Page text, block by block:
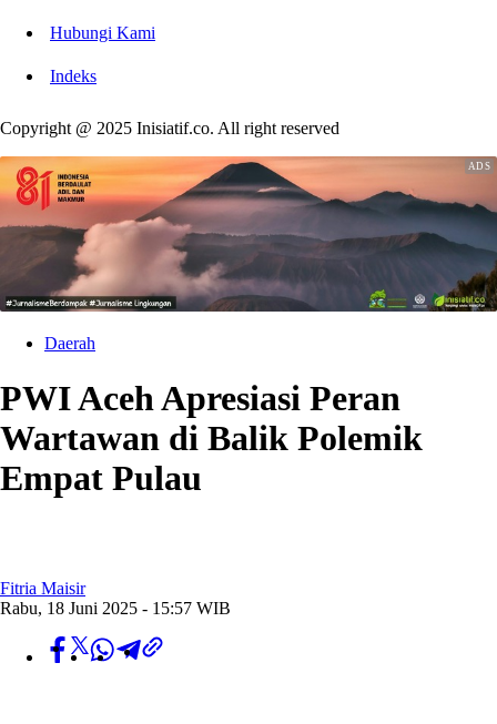
Hubungi Kami
Indeks
Copyright @ 2025 Inisiatif.co. All right reserved
Daerah
PWI Aceh Apresiasi Peran
Wartawan di Balik Polemik
Empat Pulau
Fitria Maisir
Rabu, 18 Juni 2025 - 15:57 WIB